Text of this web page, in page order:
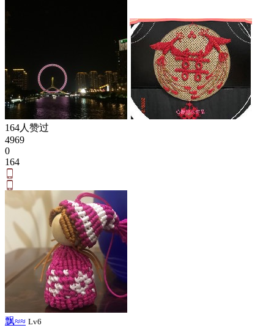
164人赞过
4969
0
164
飘≈≈ Lv6